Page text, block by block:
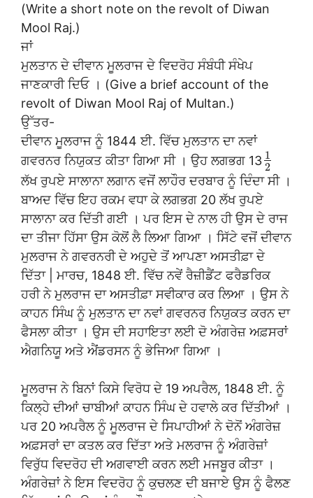
(Write a short note on the revolt of Diwan
Mool Raj.)
ਜਾਂ
ਮੁਲਤਾਨ ਦੇ ਦੀਵਾਨ ਮੂਲਰਾਜ ਦੇ ਵਿਦਰੋਹ ਸੰਬੰਧੀ ਸੰਖੇਪ
ਜਾਣਕਾਰੀ ਦਿਓ । (Give a brief account of the
revolt of Diwan Mool Raj of Multan.)
ਉੱਤਰ-
ਦੀਵਾਨ ਮੂਲਰਾਜ ਨੂੰ 1844 ਈ. ਵਿੱਚ ਮੁਲਤਾਨ ਦਾ ਨਵਾਂ
ਗਵਰਨਰ ਨਿਯੁਕਤ ਕੀਤਾ ਗਿਆ ਸੀ । ਉਹ ਲਗਭਗ 13 1
2
ਲੱਖ ਰੁਪਏ ਸਾਲਾਨਾ ਲਗਾਨ ਵਜੋਂ ਲਾਹੌਰ ਦਰਬਾਰ ਨੂੰ ਦਿੰਦਾ ਸੀ ।
ਬਾਅਦ ਵਿੱਚ ਇਹ ਰਕਮ ਵਧਾ ਕੇ ਲਗਭਗ 20 ਲੱਖ ਰੁਪਏ
ਸਾਲਾਨਾ ਕਰ ਦਿੱਤੀ ਗਈ । ਪਰ ਇਸ ਦੇ ਨਾਲ ਹੀ ਉਸ ਦੇ ਰਾਜ
ਦਾ ਤੀਜਾ ਹਿੱਸਾ ਉਸ ਕੋਲੋਂ ਲੈ ਲਿਆ ਗਿਆ । ਸਿੱਟੇ ਵਜੋਂ ਦੀਵਾਨ
ਮੁਲਰਾਜ ਨੇ ਗਵਰਨਰੀ ਦੇ ਅਹੁਦੇ ਤੋਂ ਆਪਣਾ ਅਸਤੀਫ਼ਾ ਦੇ
ਦਿੱਤਾ | ਮਾਰਚ, 1848 ਈ. ਵਿੱਚ ਨਵੇਂ ਰੈਜ਼ੀਡੈਂਟ ਫਰੈਡਰਿਕ
ਹਰੀ ਨੇ ਮੁਲਰਾਜ ਦਾ ਅਸਤੀਫ਼ਾ ਸਵੀਕਾਰ ਕਰ ਲਿਆ । ਉਸ ਨੇ
ਕਾਹਨ ਸਿੰਘ ਨੂੰ ਮੁਲਤਾਨ ਦਾ ਨਵਾਂ ਗਵਰਨਰ ਨਿਯੁਕਤ ਕਰਨ ਦਾ
ਫੈਸਲਾ ਕੀਤਾ । ਉਸ ਦੀ ਸਹਾਇਤਾ ਲਈ ਦੋ ਅੰਗਰੇਜ਼ ਅਫ਼ਸਰਾਂ
ਐਗਨਿਯੂ ਅਤੇ ਐਂਡਰਸਨ ਨੂੰ ਭੇਜਿਆ ਗਿਆ ।
ਮੂਲਰਾਜ ਨੇ ਬਿਨਾਂ ਕਿਸੇ ਵਿਰੋਧ ਦੇ 19 ਅਪਰੈਲ, 1848 ਈ. ਨੂੰ
ਕਿਲ੍ਹੇ ਦੀਆਂ ਚਾਬੀਆਂ ਕਾਹਨ ਸਿੰਘ ਦੇ ਹਵਾਲੇ ਕਰ ਦਿੱਤੀਆਂ ।
ਪਰ 20 ਅਪਰੈਲ ਨੂੰ ਮੂਲਰਾਜ ਦੇ ਸਿਪਾਹੀਆਂ ਨੇ ਦੋਨੋਂ ਅੰਗਰੇਜ਼
ਅਫ਼ਸਰਾਂ ਦਾ ਕਤਲ ਕਰ ਦਿੱਤਾ ਅਤੇ ਮਲਰਾਜ ਨੂੰ ਅੰਗਰੇਜ਼ਾਂ
ਵਿਰੁੱਧ ਵਿਦਰੋਹ ਦੀ ਅਗਵਾਈ ਕਰਨ ਲਈ ਮਜਬੂਰ ਕੀਤਾ ।
ਅੰਗਰੇਜ਼ਾਂ ਨੇ ਇਸ ਵਿਦਰੋਹ ਨੂੰ ਕੁਚਲਣ ਦੀ ਬਜਾਏ ਉਸ ਨੂੰ ਫੈਲਣ